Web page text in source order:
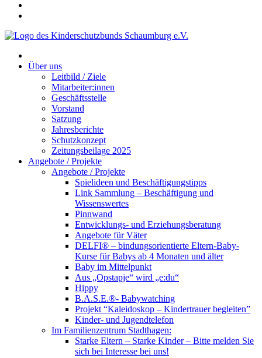
Über uns
Leitbild / Ziele
Mitarbeiter:innen
Geschäftsstelle
Vorstand
Satzung
Jahresberichte
Schutzkonzept
Zeitungsbeilage 2025
Angebote / Projekte
Angebote / Projekte
Spielideen und Beschäftigungstipps
Link Sammlung – Beschäftigung und
Wissenswertes
Pinnwand
Entwicklungs- und Erziehungsberatung
Angebote für Väter
DELFI® – bindungsorientierte Eltern-Baby-
Kurse für Babys ab 4 Monaten und älter
Baby im Mittelpunkt
Aus „Opstapje“ wird „e:du“
Hippy
B.A.S.E.®- Babywatching
Projekt “Kaleidoskop – Kindertrauer begleiten”
Kinder- und Jugendtelefon
Im Familienzentrum Stadthagen:
Starke Eltern – Starke Kinder – Bitte melden Sie
sich bei Interesse bei uns!